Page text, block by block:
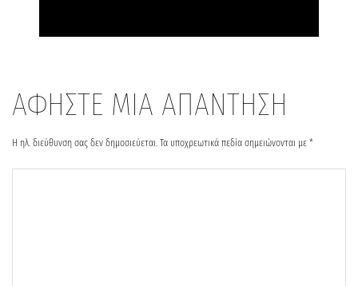
ΑΦΗΣΤΕ ΜΙΑ ΑΠΑΝΤΗΣΗ
Η ηλ. διεύθυνση σας δεν δημοσιεύεται. Τα υποχρεωτικά πεδία σημειώνονται με *